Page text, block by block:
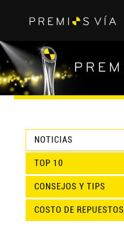
NOTICIAS
TOP 10
CONSEJOS Y TIPS
COSTO DE REPUESTOS